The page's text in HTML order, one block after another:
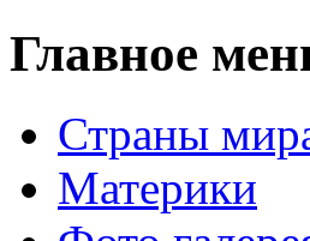
Главное
Страны
Материки